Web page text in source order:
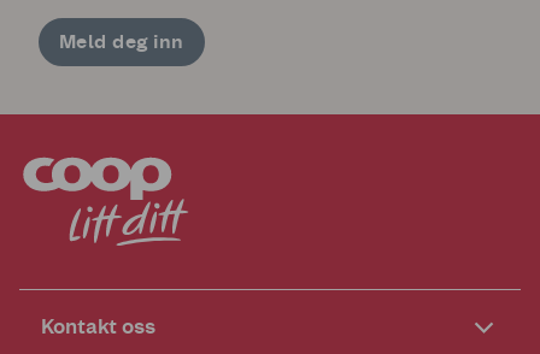
Meld deg inn
Kontakt oss